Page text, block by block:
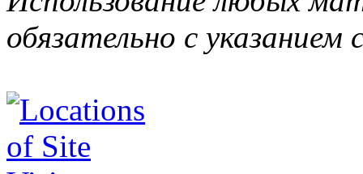
обязательно с указанием